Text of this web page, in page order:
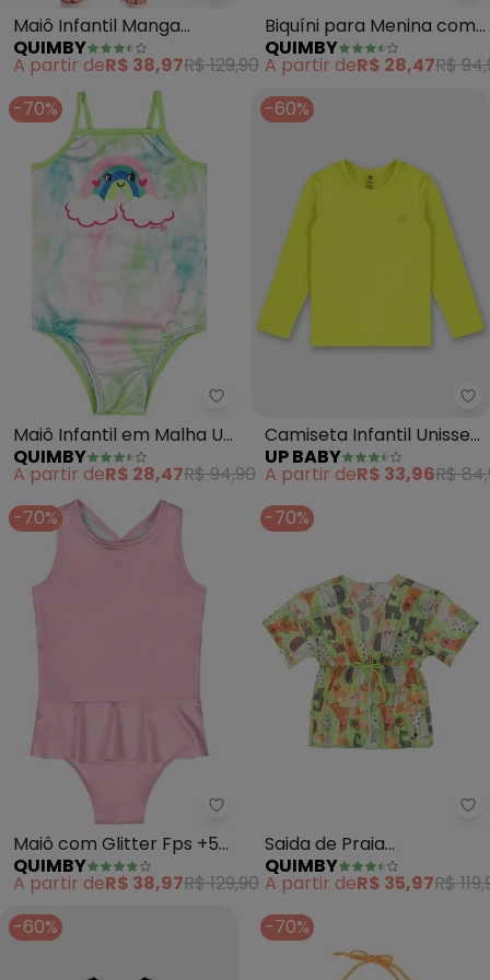
Maiô Infantil Manga
Longa Fps 50+ (Rosa)
QUIMBY
A partir deR$ 38,97R$ 129,90
Biquíni para Menina com
Fps +50 (Roxo)
QUIMBY
A partir deR$ 28,47R$
-70%
Quimby - Maiô Infantil em
Maiô Infantil em Malha Uv
Dry (Verde)
QUIMBY
A partir deR$ 28,47R$ 94,90
-60%
Camiseta Infantil Unissex
Fps +50 (Amarelo)
UP BABY
A partir deR$ 33,96R$
-70%
Quimby - Maiô com Glitter Fps
Maiô com Glitter Fps +50
(Rosa)
QUIMBY
A partir deR$ 38,97R$ 129,90
-70%
Saida de Praia
Estampada Menina
(Verde)
QUIMBY
A partir deR$ 35,97R$
-60%
-70%